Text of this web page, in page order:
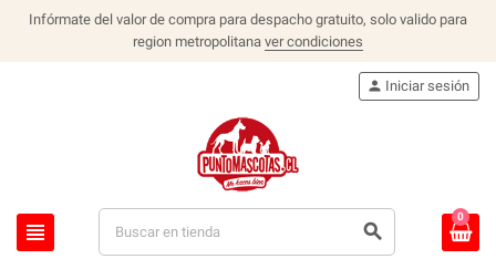
Infórmate del valor de compra para despacho gratuito, solo valido para
region metropolitana ver condiciones
view_headline search
person Iniciar sesión
0